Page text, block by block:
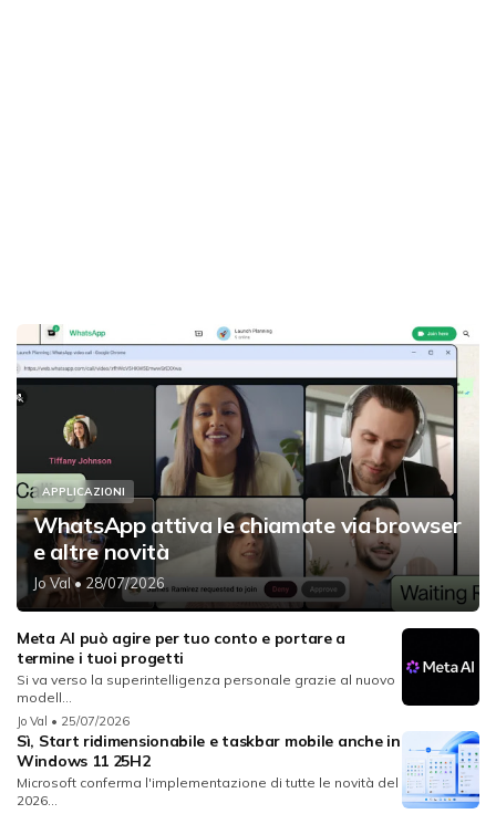
APPLICAZIONI
WhatsApp attiva le chiamate via browser
e altre novità
Jo Val• 28/07/2026
Meta AI può agire per tuo conto e portare a
termine i tuoi progetti
Si va verso la superintelligenza personale grazie al nuovo
modell...
Jo Val • 25/07/2026
Sì, Start ridimensionabile e taskbar mobile anche in
Windows 11 25H2
Microsoft conferma l'implementazione di tutte le novità del
2026...